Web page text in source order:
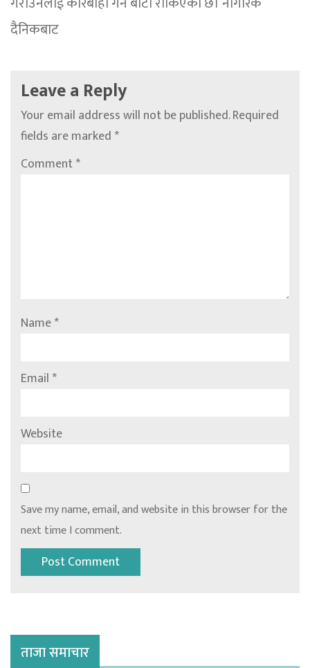
दैनिकबाट
Leave a Reply
Your email address will not be published.Required
fields are marked*
Comment*
Name*
Email*
Website
Save my name, email, and website in this browser for the
next time I comment.
ताजा समाचार